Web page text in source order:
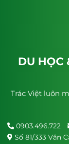
DU HỌC
Trác Việt luôn
0903.496.722
Số 81/333 Văn